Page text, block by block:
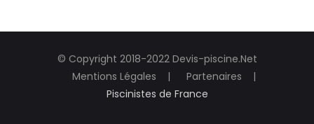
© Copyright 2018-2022 Devis-piscine.Net
Mentions Légales
Partenaires
Piscinistes de France